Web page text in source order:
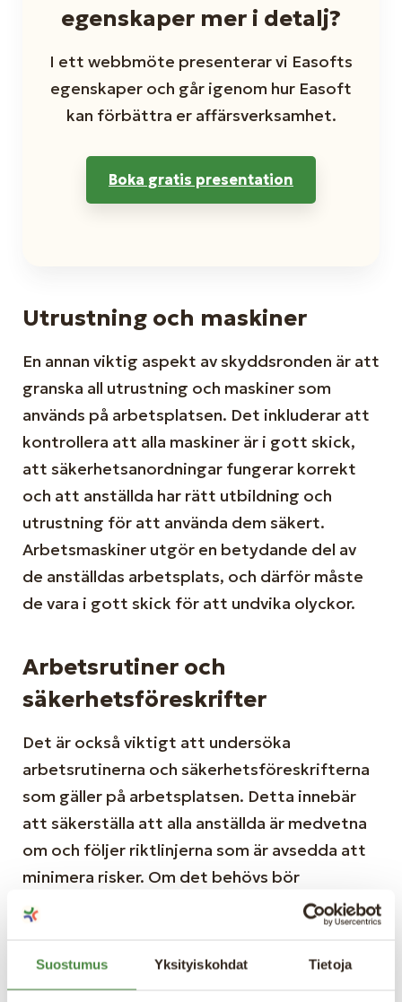
Suostumus Yksityiskohdat Tietoja
egenskaper mer i detalj?
I ett webbmöte presenterar vi Easofts
egenskaper och går igenom hur Easoft
kan förbättra er affärsverksamhet.
Boka gratis presentation
Utrustning och maskiner
En annan viktig aspekt av skyddsronden är att
granska all utrustning och maskiner som
används på arbetsplatsen. Det inkluderar att
kontrollera att alla maskiner är i gott skick,
att säkerhetsanordningar fungerar korrekt
och att anställda har rätt utbildning och
utrustning för att använda dem säkert.
Arbetsmaskiner utgör en betydande del av
de anställdas arbetsplats, och därför måste
de vara i gott skick för att undvika olyckor.
Arbetsrutiner och
säkerhetsföreskrifter
Det är också viktigt att undersöka
arbetsrutinerna och säkerhetsföreskrifterna
som gäller på arbetsplatsen. Detta innebär
att säkerställa att alla anställda är medvetna
om och följer riktlinjerna som är avsedda att
minimera risker. Om det behövs bör
arbetsrutiner uppdateras, och
säkerhetsutbildning ges för att säkerställa
efterlevnad. För att arbetsplatsen ska
utvecklas på rätt sätt är det avgörande att